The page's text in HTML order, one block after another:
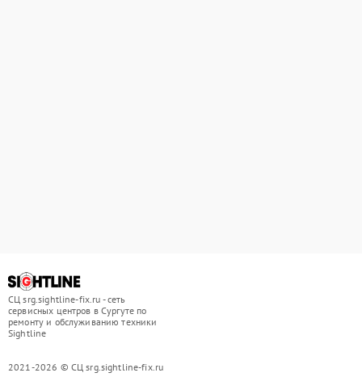
СЦ srg.sightline-fix.ru - сеть
сервисных центров в Сургуте по
ремонту и обслуживанию техники
Sightline
2021-2026 © СЦ srg.sightline-fix.ru